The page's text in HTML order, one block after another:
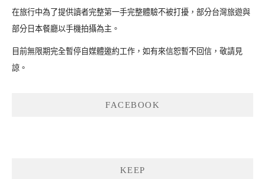
在旅行中為了提供讀者完整第一手完整體驗不被打擾，部分台灣旅遊與
部分日本餐廳以手機拍攝為主。
目前無限期完全暫停自媒體邀約工作，如有來信恕暫不回信，敬請見
諒。
FACEBOOK
KEEP